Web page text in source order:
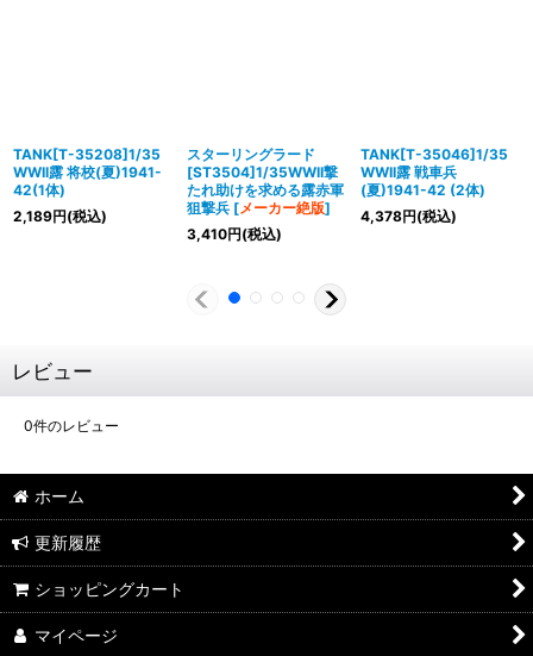
TANK[T-35208]1/35
WWII露 将校(夏)1941-
42(1体)
2,189円(税込)
スターリングラード
[ST3504]1/35WWII撃
たれ助けを求める露赤軍
狙撃兵 [メーカー絶版]
3,410円(税込)
TANK[T-35046]1/35
WWII露 戦車兵
(夏)1941-42 (2体)
4,378円(税込)
レビュー
0件のレビュー
ホーム
更新履歴
ショッピングカート
マイページ